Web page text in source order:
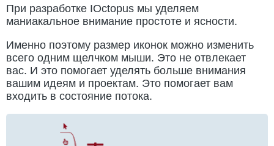
При разработке IOctopus мы уделяем
маниакальное внимание простоте и ясности.
Именно поэтому размер иконок можно изменить
всего одним щелчком мыши. Это не отвлекает
вас. И это помогает уделять больше внимания
вашим идеям и проектам. Это помогает вам
входить в состояние потока.